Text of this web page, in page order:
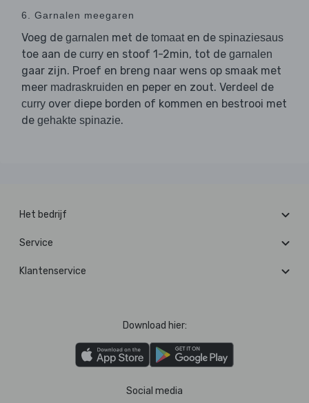
6. Garnalen meegaren
Voeg de garnalen met de tomaaten de spinaziesaus
toe aan de curry en stoof 1-2min, tot de garnalen
gaar zijn. Proef en breng naar wens op smaak met
meer madraskruiden en peper en zout. Verdeel de
curry over diepe borden of kommen en bestrooi met
de gehakte spinazie.
Het bedrijf
Service
Klantenservice
Download hier:
Social media